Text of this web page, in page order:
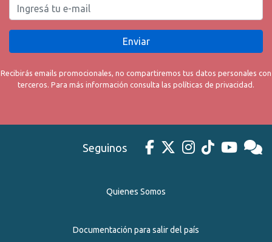
Enviar
Recibirás emails promocionales, no compartiremos tus datos personales con
terceros. Para más información consulta las políticas de privacidad.
Seguinos
Quienes Somos
Documentación para salir del país